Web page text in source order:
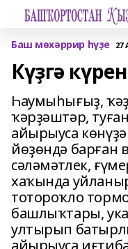
Баш мөхәррир һүҙе 27
Күҙгә
Һаумыһығыҙ,
ҡәрҙәштәр,
айырыуса
йөҙөндә барған
сәләмәтлек,
хаҡында
тотороҡло
башлыҡтары,
ултырып
айырыуса